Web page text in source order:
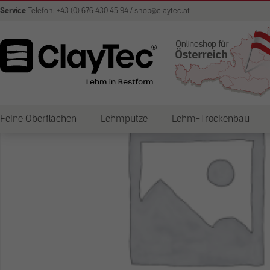
Service Telefon: +43 (0) 676 430 45 94 / shop@claytec.at
Feine Oberflächen Lehmputze Lehm-Trockenbau